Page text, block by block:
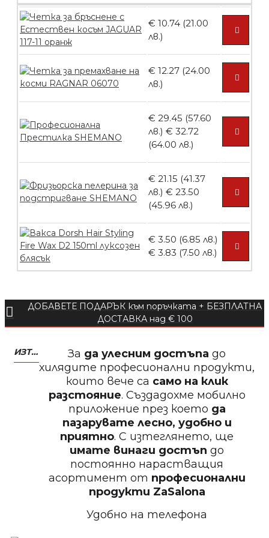
Пила тип ренде
БЕЗПЛАТНО
Пила тип ренде 2в1
Пила тип ренде 2в1
БЕЗПЛАТНО
БЕЗПЛАТНО
Пила за нокти 12cm
€ 10.74 (21.00
лв.)
€ 12.27 (24.00
лв.)
€ 29.45 (57.60
лв.) € 32.72
(64.00 лв.)
€ 21.15 (41.37
лв.) € 23.50
(45.96 лв.)
€ 3.50 (6.85 лв.)
€ 3.83 (7.50 лв.)
ДОБАВЕТЕ ПОДАРЪК към поръчката + БЕЗПЛАТНА
ДОСТАВКА над € 100
ИЗТЕГЛЕТЕ МОБИЛНО ПРИЛОЖЕНИЕ ZASALONA За да улесним достъпадо
хилядите професионални продукти,
които вече са само на клик
разстояние. Създадохме мобилно
приложение през което да
пазарувате лесно, удобно и
приятно. С изтеглянето, ще
имате винаги достъп до
постоянно нарастващия
асортимент от професионални
продукти ZaSalona
Удобно на телефона